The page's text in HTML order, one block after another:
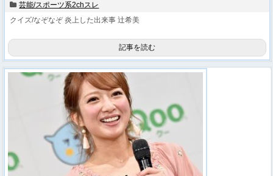
芸能/スポーツ系2chスレ
クイズ/なぞなぞ 炎上した出来事 辻希美
記事を読む